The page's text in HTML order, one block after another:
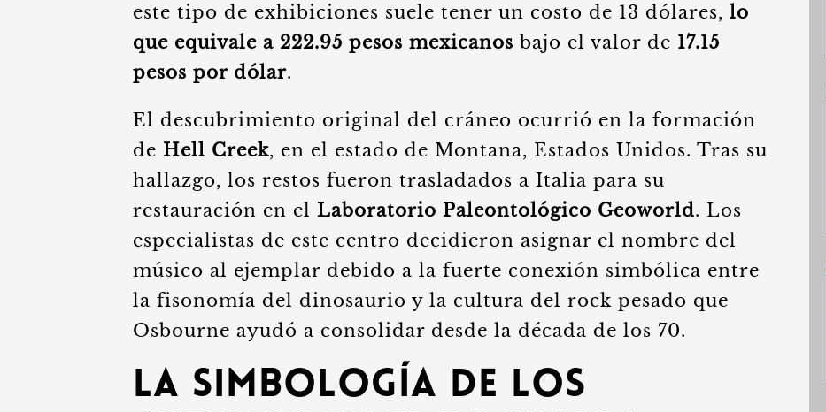
este tipo de exhibiciones suele tener un costo de 13 dólares, lo
que equivale a 222.95 pesos mexicanos bajo el valor de 17.15
pesos por dólar.
El descubrimiento original del cráneo ocurrió en la formación
de Hell Creek, en el estado de Montana, Estados Unidos. Tras su
hallazgo, los restos fueron trasladados a Italia para su
restauración en el Laboratorio Paleontológico Geoworld. Los
especialistas de este centro decidieron asignar el nombre del
músico al ejemplar debido a la fuerte conexión simbólica entre
la fisonomía del dinosaurio y la cultura del rock pesado que
Osbourne ayudó a consolidar desde la década de los 70.
La simbología de los